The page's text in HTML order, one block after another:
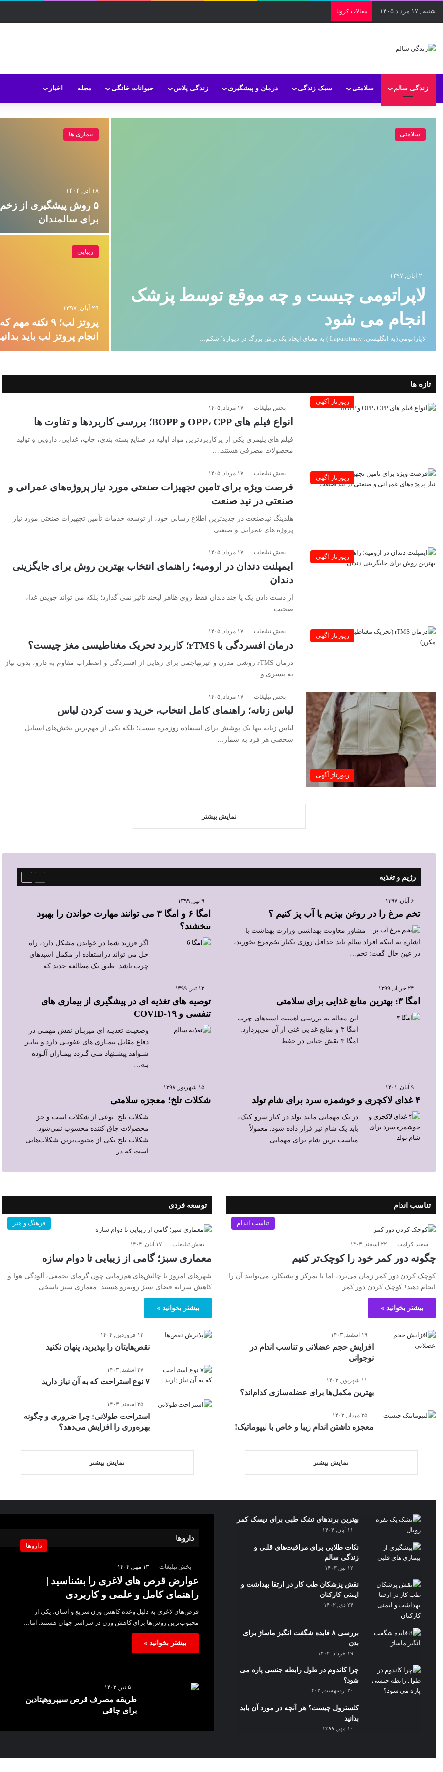
شنبه , ۱۷ مرداد ۱۴۰۵ مقالات کرونا
زندگی سالم سلامتی سبک زندگی درمان و پیشگیری زندگی پلاس حیوانات خانگی مجله اخبار
سلامتی
۲۰ آبان, ۱۳۹۷
لاپراتومی چیست و چه موقع توسط پزشک
انجام می شود
لاپاراتومی (به انگلیسی: Laparotomy ) به معنای ایجاد یک برش بزرگ در دیواره ٔ شکم…
بیماری ها
۱۸ آذر, ۱۴۰۴
۵ روش پیشگیری از زخم
برای سالمندان
زیبایی
۲۹ آبان, ۱۳۹۷
پروتز لب؛ ۹ نکته
انجام پروتز لب باید
تازه ها
رپورتاژ آگهی
بخش تبلیغات ۱۷ مرداد, ۱۴۰۵
انواع فیلم های OPP، CPP و BOPP؛ بررسی کاربردها و تفاوت ها
فیلم های پلیمری یکی از پرکاربردترین مواد اولیه در صنایع بسته بندی، چاپ، غذایی، دارویی و تولید
محصولات مصرفی هستند.…
رپورتاژ آگهی
بخش تبلیغات ۱۷ مرداد, ۱۴۰۵
فرصت ویژه برای تامین تجهیزات صنعتی مورد نیاز پروژه‌های عمرانی و
صنعتی در نید صنعت
هلدینگ نیدصنعت در جدیدترین اطلاع رسانی خود، از توسعه خدمات تأمین تجهیزات صنعتی مورد نیاز
پروژه های عمرانی و صنعتی…
رپورتاژ آگهی
بخش تبلیغات ۱۷ مرداد, ۱۴۰۵
ایمپلنت دندان در ارومیه؛ راهنمای انتخاب بهترین روش برای جایگزینی
دندان
از دست دادن یک یا چند دندان فقط روی ظاهر لبخند تاثیر نمی گذارد؛ بلکه می تواند جویدن غذا،
صحبت…
رپورتاژ آگهی
بخش تبلیغات ۱۷ مرداد, ۱۴۰۵
درمان افسردگی با rTMS؛ کاربرد تحریک مغناطیسی مغز چیست؟
درمان rTMS روشی مدرن و غیرتهاجمی برای رهایی از افسردگی و اضطراب مقاوم به دارو، بدون نیاز
به بستری و…
رپورتاژ آگهی
بخش تبلیغات ۱۷ مرداد, ۱۴۰۵
لباس زنانه؛ راهنمای کامل انتخاب، خرید و ست کردن لباس
لباس زنانه تنها یک پوشش برای استفاده روزمره نیست؛ بلکه یکی از مهم‌ترین بخش‌های استایل
شخصی هر فرد به شمار…
نمایش بیشتر
رژیم و تغذیه
قبلی بعدی
۶ آبان, ۱۳۹۷
تخم مرغ را در روغن بپزیم یا آب پز کنیم ؟
مشاور معاونت بهداشتی وزارت بهداشت با
اشاره به اینکه افراد سالم باید حداقل روزی یکبار تخم‌مرغ بخورند،
در عین حال گفت: تخم…
۹ تیر, ۱۳۹۹
امگا ۶ و امگا ۳ می توانند مهارت خواندن را بهبود
ببخشند؟
اگر فرزند شما در خواندن مشکل دارد، راه
حل می تواند دراستفاده از مکمل اسیدهای
چرب باشد. طبق یک مطالعه جدید که…
۲۴ خرداد, ۱۳۹۹
امگا ۳: بهترین منابع غذایی برای سلامتی
این مقاله به بررسی اهمیت اسیدهای چرب
امگا ۳ و منابع غذایی غنی از آن می‌پردازد.
امگا ۳ نقش حیاتی در حفظ…
۱۲ تیر, ۱۳۹۹
توصیه های تغذیه ای در پیشگیری از بیماری های
تنفسی و COVID-۱۹
وضعیـت تغذیـه ای میزبـان نقش مهمـی در
دفاع مقابل بیمـاری های عفونـی دارد و بنابـر
شـواهد پیشـنهاد مـی گـردد بیمـاران آلـوده
بـه…
۹ آبان, ۱۴۰۱
۴ غذای لاکچری و خوشمزه سرد برای شام تولد
در یک مهمانی مانند تولد در کنار سرو کیک،
باید یک شام نیز قرار داده شود. معمولاً
مناسب ترین شام برای مهمانی…
۱۵ شهریور, ۱۳۹۸
شکلات تلخ؛ معجزه سلامتی
شکلات تلخ نوعی از شکلات است و جز
محصولات چاق کننده محسوب نمی‌شود.
شکلات تلخ یکی از محبوب‌ترین شکلات‌هایی
است که در…
تناسب اندام
تناسب اندام
سعید کرامت ۲۲ اسفند, ۱۴۰۳
چگونه دور کمر خود را کوچک‌تر کنیم
کوچک کردن دور کمر زمان می‌برد، اما با تمرکز و پشتکار، می‌توانید آن را
انجام دهید! کوچک کردن دور کمر…
بیشتر بخوانید »
۱۹ اسفند, ۱۴۰۳
افزایش حجم عضلانی و تناسب اندام در
نوجوانی
۱۱ شهریور, ۱۴۰۲
بهترین مکمل‌ها برای عضله‌سازی کدام‌اند؟
۲۵ مرداد, ۱۴۰۲
معجزه داشتن اندام زیبا و خاص با لیپوماتیک!
نمایش بیشتر
توسعه فردی
فرهنگ و هنر
بخش تبلیغات ۱۷ آبان, ۱۴۰۴
معماری سبز؛ گامی از زیبایی تا دوام سازه
شهرهای امروز با چالش‌های هم‌زمانی چون گرمای تجمعی، آلودگی هوا و
کاهش سرانه فضای سبز روبه‌رو هستند. معماری سبز پاسخی…
بیشتر بخوانید »
۱۲ فروردین, ۱۴۰۴
نقص‌هایتان را بپذیرید، پنهان نکنید
۲۷ اسفند, ۱۴۰۳
۷ نوع استراحت که به آن نیاز دارید
۲۵ اسفند, ۱۴۰۳
استراحت‌ طولانی: چرا ضروری‌ و چگونه
بهره‌وری را افزایش می‌دهد؟
نمایش بیشتر
داروها
داروها
بخش تبلیغات ۱۳ مهر, ۱۴۰۴
عوارض قرص‌ های لاغری را بشناسید |
راهنمای کامل و علمی و کاربردی
قرص‌های لاغری به دلیل وعده کاهش وزن سریع و آسان، یکی از
محبوب‌ترین روش‌ها برای کاهش وزن در سراسر جهان هستند. اما…
بیشتر بخوانید »
۵ تیر, ۱۴۰۲
طریقه مصرف قرص سیپروهپتادین
برای چاقی
بهترین برندهای تشک طبی برای دیسک کمر
۱۱ آبان, ۱۴۰۴
نکات طلایی برای مراقبت‌های قلبی و
زندگی سالم
۱۲ تیر, ۱۴۰۳
نقش پزشکان طب کار در ارتقا بهداشت و
ایمنی کارکنان
۲۴ دی, ۱۴۰۲
بررسی ۸ فایده شگفت انگیز ماساژ برای
بدن
۱۹ خرداد, ۱۴۰۲
چرا کاندوم در طول رابطه جنسی پاره می
شود؟
۲۰ اردیبهشت, ۱۴۰۲
کلسترول چیست؟ هر آنچه در مورد آن باید
بدانید
۱۰ مهر, ۱۳۹۹